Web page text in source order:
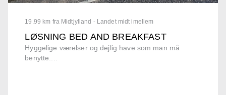
19.99 km fra Midtjylland - Landet midt imellem
LØSNING BED AND BREAKFAST
Hyggelige værelser og dejlig have som man må
benytte....